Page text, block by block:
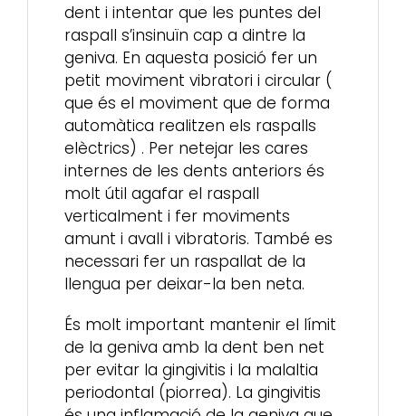
dent i intentar que les puntes del
raspall s’insinuïn cap a dintre la
geniva. En aquesta posició fer un
petit moviment vibratori i circular (
que és el moviment que de forma
automàtica realitzen els raspalls
elèctrics) . Per netejar les cares
internes de les dents anteriors és
molt útil agafar el raspall
verticalment i fer moviments
amunt i avall i vibratoris. També es
necessari fer un raspallat de la
llengua per deixar-la ben neta.
És molt important mantenir el límit
de la geniva amb la dent ben net
per evitar la gingivitis i la malaltia
periodontal (piorrea). La gingivitis